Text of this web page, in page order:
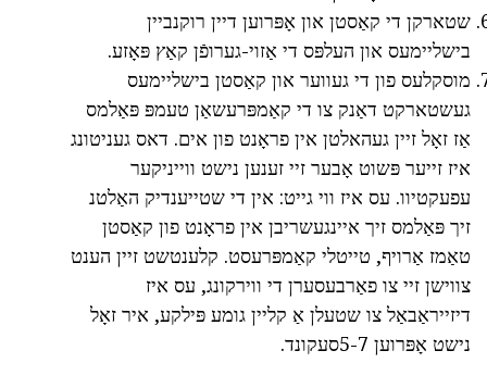
שטארקן די קאַסטן און אָפּרוען דיין רוקנביין
בישליימעס און העלפּס די אַזוי-גערופֿן קאַץ פּאָזע.
מוסקלעס פון די געווער און קאַסטן בישליימעס
געשטארקט דאַנק צו די קאַמפּרעשאַן טעמפּ פּאַלמס
אַז זאָל זיין געהאלטן אין פראָנט פון אים. דאס געניטונג
איז זייער פּשוט אָבער זיי זענען נישט ווייניקער
עפעקטיוו. עס איז ווי גייט: אין די שטייענדיק האַלטנ
זיך פּאַלמס זיך איינגעשריבן אין פראָנט פון קאַסטן
טאַמז אַרויף, טייטלי קאַמפּרעסט. קלענטשט זיין הענט
צווישן זיי צו פאַרבעסערן די ווירקונג, עס איז
דיזייראַבאַל צו שטעלן אַ קליין גומע פּילקע, איר זאָל
נישט אָפּרוען 5-7סעקונד.